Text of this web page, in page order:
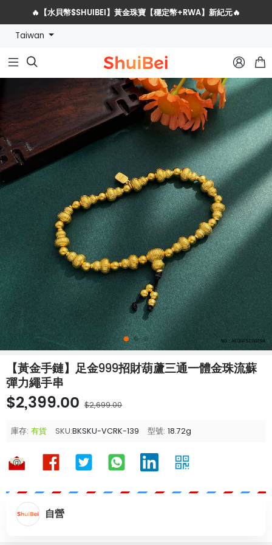
🔥【水貝幣$SHUIBEI】黃金珠寶【穩定幣+RWA】新紀元🔥
Taiwan
  
【黃金手鏈】足金999招財葫蘆三通一體金珠流蘇
彈力繩手串
$2,399.00 $2,699.00
庫存: 有貨 SKU:BKSKU-VCRK-139 型號: 18.72g
自營